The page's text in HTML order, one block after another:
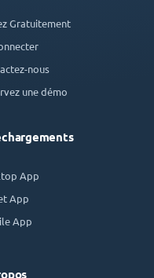
Gratuitement
nous
une démo
App
App
App